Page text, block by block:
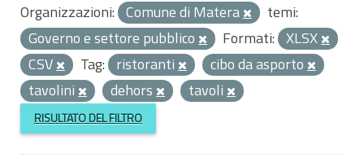
Organizzazioni: Comune di Matera
temi:
Governo e settore pubblico
Formati: XLSX
CSV
Tag: ristoranti
cibo da asporto
tavolini
dehors tavoli
RISULTATO DEL FILTRO